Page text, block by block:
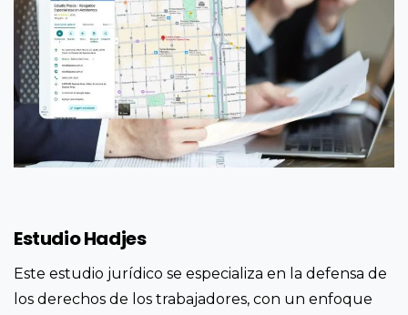
Estudio Hadjes
Este estudio jurídico se especializa en la defensa de
los derechos de los trabajadores, con un enfoque